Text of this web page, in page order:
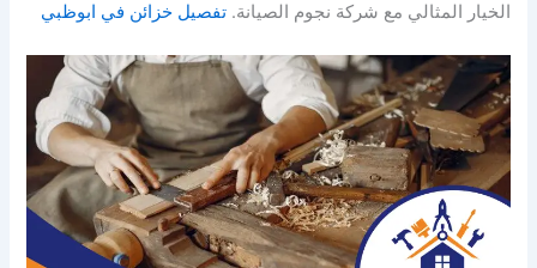
الخيار المثالي مع شركة نجوم الصيانة.تفصيل خزائن في ابوظبي